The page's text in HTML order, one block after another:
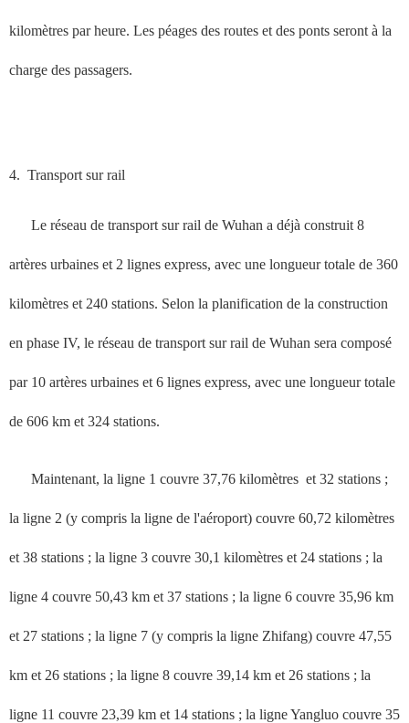
kilomètres par heure. Les péages des routes et des ponts seront à la
charge des passagers.
4. Transport sur rail
Le réseau de transport sur rail de Wuhan a déjà construit 8
artères urbaines et 2 lignes express, avec une longueur totale de 360
kilomètres et 240 stations. Selon la planification de la construction
en phase IV, le réseau de transport sur rail de Wuhan sera composé
par 10 artères urbaines et 6 lignes express, avec une longueur totale
de 606 km et 324 stations.
Maintenant, la ligne 1 couvre 37,76 kilomètres et 32 stations ;
la ligne 2 (y compris la ligne de l'aéroport) couvre 60,72 kilomètres
et 38 stations ; la ligne 3 couvre 30,1 kilomètres et 24 stations ; la
ligne 4 couvre 50,43 km et 37 stations ; la ligne 6 couvre 35,96 km
et 27 stations ; la ligne 7 (y compris la ligne Zhifang) couvre 47,55
km et 26 stations ; la ligne 8 couvre 39,14 km et 26 stations ; la
ligne 11 couvre 23,39 km et 14 stations ; la ligne Yangluo couvre 35